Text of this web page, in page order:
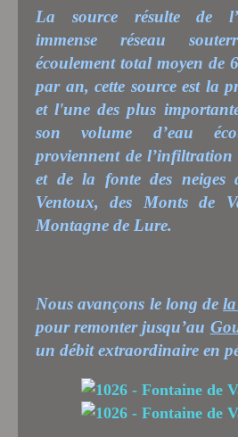
La source résulte de
immense réseau
écoulement total moyen de
par an, cette source est la
et l'une des plus
son volume d’eau
proviennent de l’infiltration
et de la fonte des
Ventoux, des Monts de
Montagne de Lure.
Nous avançons le long de
pour remonter jusqu’au
un débit extraordinaire en